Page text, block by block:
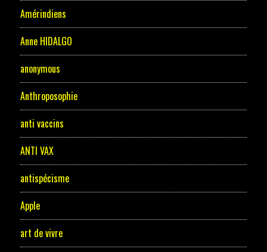
Amérindiens
Anne HIDALGO
anonymous
Anthroposophie
anti vaccins
ANTI VAX
antispécisme
Apple
art de vivre